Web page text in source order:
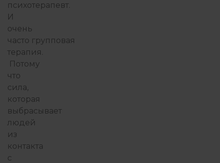
психотерапевт.
И
очень
часто групповая
терапия.
Потому
что
сила,
которая
выбрасывает
людей
из
контакта
с